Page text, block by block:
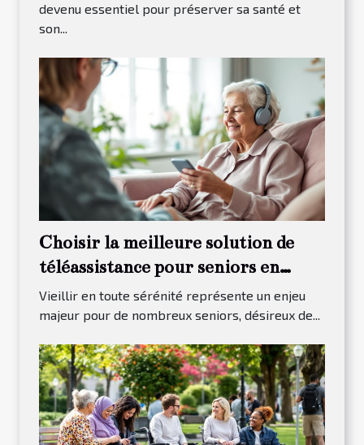
devenu essentiel pour préserver sa santé et
son...
Choisir la meilleure solution de
téléassistance pour seniors en
fonction de leurs besoins
Vieillir en toute sérénité représente un enjeu
majeur pour de nombreux seniors, désireux de...